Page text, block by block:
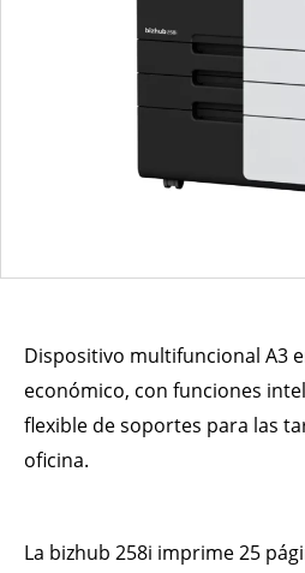
Dispositivo multifuncional A3
económico, con funciones
flexible de soportes para las
oficina.
La bizhub 258i imprime 25